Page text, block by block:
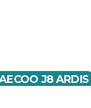
J8 ARDIS